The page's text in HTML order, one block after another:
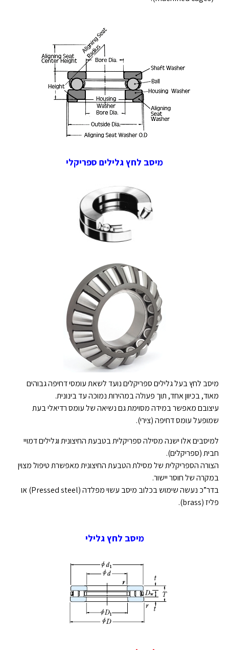
מיסב לחץ גלילים ספריקלי
מיסב לחץ בעל גלילים ספריקלים נועד לשאת עומסי דחיפה גבוהים
מאוד, בכיוון אחד, תוך פעולה במהירות נמוכה עד בינונית.
עיצובם מאפשר במידה מסוימת גם נשיאה של עומס רדיאלי בעת
שמופעל עומס דחיפה (צירי).
למיסבים אלו ישנה מסילה ספריקלית בטבעת החיצונית וגלילים דמויי
חבית (ספריקלים).
הצורה הספריקלית של מסילת הטבעת החיצונית מאפשרת טיפול מצוין
במקרה של חוסר יישור.
בדר”כ נעשה שימוש בכלוב מיסב עשוי מפלדה (Pressed steel) או
פליז (brass).
מיסב לחץ גלילי